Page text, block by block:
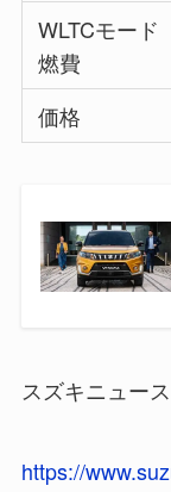
WLTCモード
燃費
価格
スズキニュー
https://